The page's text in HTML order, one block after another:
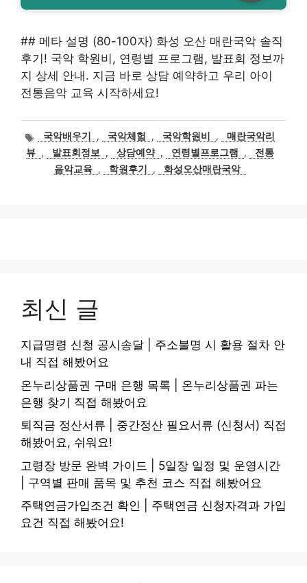
## 메타 설명 (80-100자) 화성 오산 매란국악 솔직
후기! 국악 학원비, 연령별 프로그램, 발표회 정보까
지 상세 안내. 지금 바로 상담 예약하고 우리 아이
전통음악 교육 시작하세요!
태국악배우기 , 국악체험 , 국악학원비 ,
매란국악리
뷰 , 발표회정보 , 상담예약 , 연령별프로그램 ,
전통
음악교육 , 학원후기 , 화성오산매란국악
최신 글
지급명령 신청 공시송달 | 주소불명 시 활용 절차 안
내 직접 해봤어요
온누리상품권 구매 은행 목록 | 온누리상품권 파는
은행 찾기 직접 해봤어요
퇴직금 정산서류 | 중간정산 필요서류 (신청서) 직접
해봤어요, 쉬워요!
고령장 방문 완벽 가이드 | 5일장 일정 및 운영시간
| 구역별 판매 품목 및 추천 코스 직접 해봤어요
주택연금가입조건 확인 | 주택연금 신청자격과 가입
요건 직접 해봤어요!